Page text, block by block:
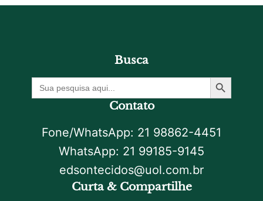
Busca
Procurar
por:
Botão De Pesquisa
Contato
Fone/WhatsApp: 21 98862-4451
WhatsApp: 21 99185-9145
edsontecidos@uol.com.br
Curta & Compartilhe